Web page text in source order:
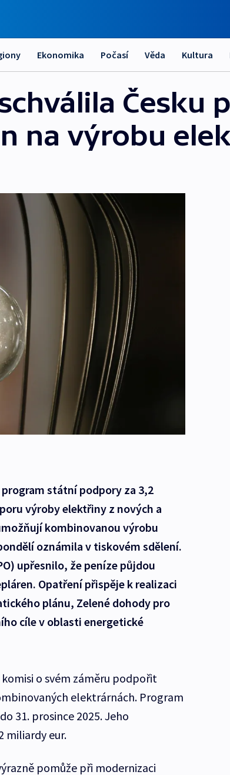
Ekonomika Počasí Věda Kultura
Česku
na výrobu
státní podpory za 3,2
výroby elektřiny z nových a
kombinovanou výrobu
oznámila v tiskovém sdělení.
upřesnilo, že peníze půjdou
Opatření přispěje k realizaci
plánu, Zelené dohody pro
cíle v oblasti energetické
o svém záměru podpořit
elektrárnách. Program
31. prosince 2025. Jeho
miliardy eur.
pomůže při modernizaci